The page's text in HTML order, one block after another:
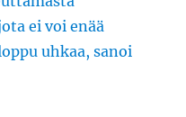
ei voi enää
uhkaa, sanoi